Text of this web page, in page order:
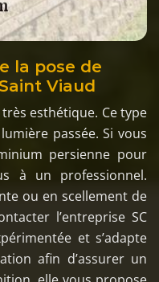
la pose de
Viaud
esthétique. Ce type
passée. Si vous
persienne pour
à un professionnel.
ou en scellement de
l’entreprise SC
et s’adapte
afin d’assurer un